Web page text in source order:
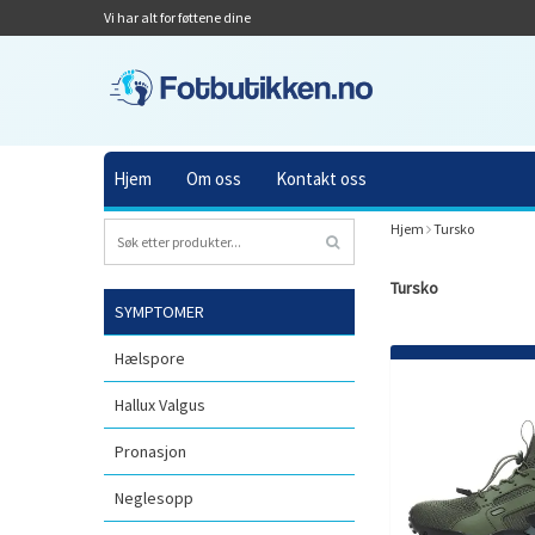
Vi har alt for føttene dine
Hjem Om oss Kontakt oss
SYMPTOMER
Hælspore
Hallux Valgus
Pronasjon
Neglesopp
Hjem Tursko
Tursko